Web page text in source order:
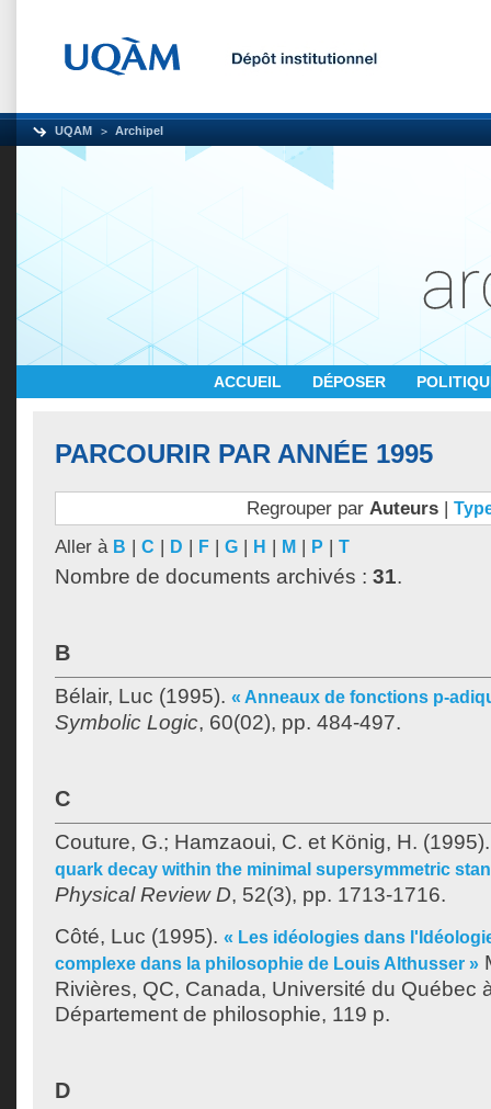
UQAM Archipel
ACCUEIL DÉPOSER
PARCOURIR PAR ANNÉE 1995
Regrouper par Auteurs|
Aller à B | C | D | F | G | H | M | P | T
Nombre de documents archivés : 31.
B
Bélair, Luc (1995). « Anneaux de fonctions p-
Symbolic Logic, 60(02), pp. 484-497.
C
Couture, G.; Hamzaoui, C. et König, H.
quark decay within the minimal supersymmetric
Physical Review D, 52(3), pp. 1713-1716.
Côté, Luc (1995). « Les idéologies dans
complexe dans la philosophie de Louis Althusser »
Rivières, QC, Canada, Université du Québec
Département de philosophie, 119 p.
D